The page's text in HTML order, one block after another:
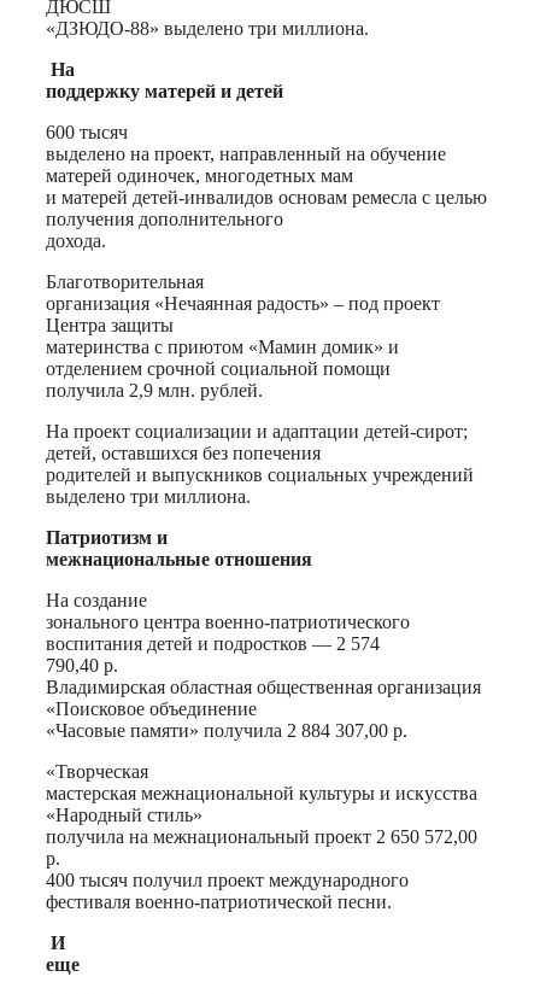
ДЮСШ
«ДЗЮДО-88» выделено три миллиона.
На
поддержку матерей и детей
600 тысяч
выделено на проект, направленный на обучение
матерей одиночек, многодетных мам
и матерей детей-инвалидов основам ремесла с целью
получения дополнительного
дохода.
Благотворительная
организация «Нечаянная радость» – под проект
Центра защиты
материнства с приютом «Мамин домик» и
отделением срочной социальной помощи
получила 2,9 млн. рублей.
На проект социализации и адаптации детей-сирот;
детей, оставшихся без попечения
родителей и выпускников социальных учреждений
выделено три миллиона.
Патриотизм и
межнациональные отношения
На создание
зонального центра военно-патриотического
воспитания детей и подростков — 2 574
790,40 р.
Владимирская областная общественная организация
«Поисковое объединение
«Часовые памяти» получила 2 884 307,00 р.
«Творческая
мастерская межнациональной культуры и искусства
«Народный стиль»
получила на межнациональный проект 2 650 572,00
р.
400 тысяч получил проект международного
фестиваля военно-патриотической песни.
И
еще